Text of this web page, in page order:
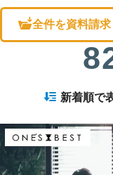
全件を資料請
新着順で